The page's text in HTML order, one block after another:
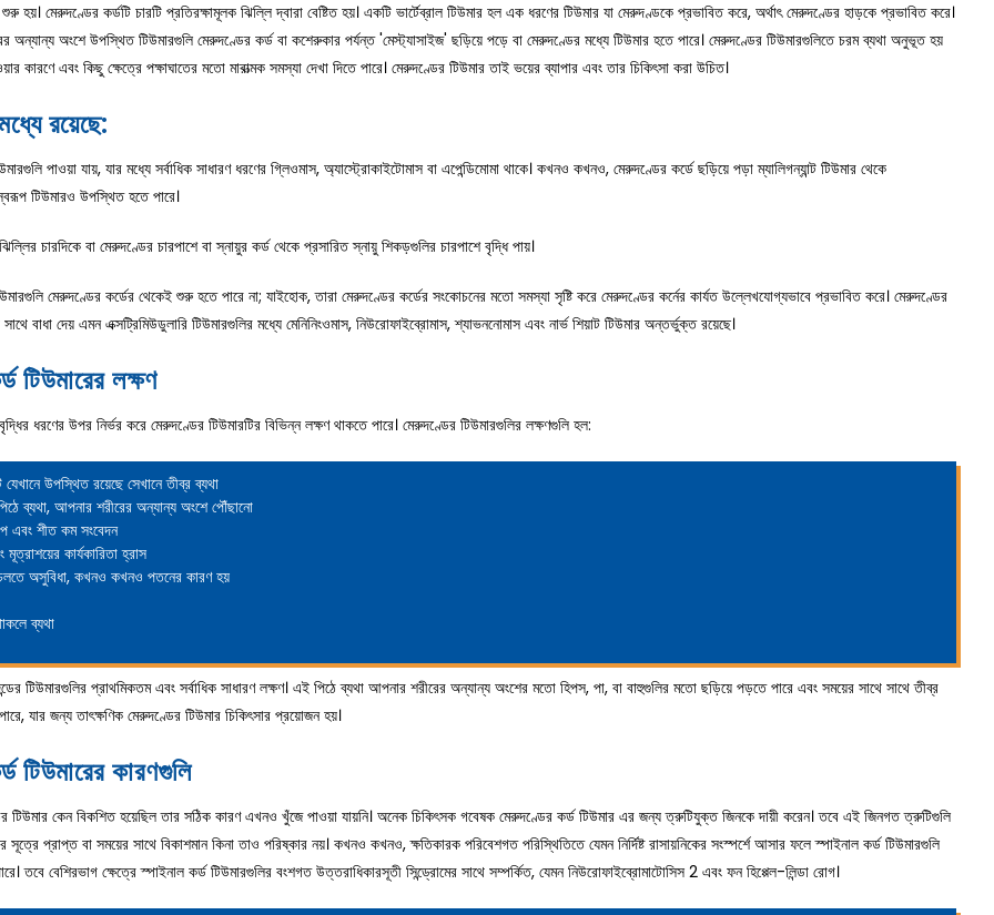
শুরু হয়। মেরুদণ্ডের কর্ডটি চারটি প্রতিরক্ষামূলক ঝিল্লি দ্বারা বেষ্টিত হয়। একটি ভার্টেব্রাল টিউমার হল এক ধরণের টিউমার যা মেরুদণ্ডকে প্রভাবিত করে, অর্থাৎ মেরুদণ্ডের হাড়কে প্রভাবিত করে।
অংশে উপস্থিত টিউমারগুলি মেরুদণ্ডের কর্ড বা কশেরুকার পর্যন্ত 'মেস্ট্যাসাইজ' ছড়িয়ে পড়ে বা মেরুদণ্ডের মধ্যে টিউমার হতে পারে। মেরুদণ্ডের টিউমারগুলিতে চরম ব্যথা অনুভূত হয়
কারণে এবং কিছু ক্ষেত্রে পক্ষাঘাতের মতো মারাত্মক সমস্যা দেখা দিতে পারে। মেরুদণ্ডের টিউমার তাই ভয়ের ব্যাপার এবং তার চিকিৎসা করা উচিত।
রয়েছে:
পাওয়া যায়, যার মধ্যে সর্বাধিক সাধারণ ধরণের গ্লিওমাস, অ্যাস্ট্রোকাইটোমাস বা এপেন্ডিমোমা থাকে। কখনও কখনও, মেরুদণ্ডের কর্ডে ছড়িয়ে পড়া ম্যালিগন্যান্ট টিউমার থেকে
টিউমারও উপস্থিত হতে পারে।
ঝিল্লির চারদিকে বা মেরুদণ্ডের চারপাশে বা স্নায়ুর কর্ড থেকে প্রসারিত স্নায়ু শিকড়গুলির চারপাশে বৃদ্ধি পায়।
মেরুদণ্ডের কর্ডের থেকেই শুরু হতে পারে না; যাইহোক, তারা মেরুদণ্ডের কর্ডের সংকোচনের মতো সমস্যা সৃষ্টি করে মেরুদণ্ডের কর্নের কার্যত উল্লেখযোগ্যভাবে প্রভাবিত করে। মেরুদণ্ডের
সাথে বাধা দেয় এমন এক্সট্রিমিউডুলারি টিউমারগুলির মধ্যে মেনিনিংওমাস, নিউরোফাইব্রোমাস, শ্যাভননোমাস এবং নার্ভ শিয়াট টিউমার অন্তর্ভুক্ত রয়েছে।
টিউমারের লক্ষণ
ধরণের উপর নির্ভর করে মেরুদণ্ডের টিউমারটির বিভিন্ন লক্ষণ থাকতে পারে। মেরুদণ্ডের টিউমারগুলির লক্ষণগুলি হল:
যেখানে উপস্থিত রয়েছে সেখানে তীব্র ব্যথা
ব্যথা, আপনার শরীরের অন্যান্য অংশে পৌঁছানো
এবং শীত কম সংবেদন
মূত্রাশয়ের কার্যকারিতা হ্রাস
অসুবিধা, কখনও কখনও পতনের কারণ হয়
ব্যথা
টিউমারগুলির প্রাথমিকতম এবং সর্বাধিক সাধারণ লক্ষণ। এই পিঠে ব্যথা আপনার শরীরের অন্যান্য অংশের মতো হিপস, পা, বা বাহুগুলির মতো ছড়িয়ে পড়তে পারে এবং সময়ের সাথে সাথে তীব্র
যার জন্য তাৎক্ষণিক মেরুদণ্ডের টিউমার চিকিৎসার প্রয়োজন হয়।
টিউমারের কারণগুলি
টিউমার কেন বিকশিত হয়েছিল তার সঠিক কারণ এখনও খুঁজে পাওয়া যায়নি। অনেক চিকিৎসক গবেষক মেরুদণ্ডের কর্ড টিউমার এর জন্য ত্রুটিযুক্ত জিনকে দায়ী করেন। তবে এই জিনগত ত্রুটিগুলি
সূত্রে প্রাপ্ত বা সময়ের সাথে বিকাশমান কিনা তাও পরিষ্কার নয়। কখনও কখনও, ক্ষতিকারক পরিবেশগত পরিস্থিতিতে যেমন নির্দিষ্ট রাসায়নিকের সংস্পর্শে আসার ফলে স্পাইনাল কর্ড টিউমারগুলি
তবে বেশিরভাগ ক্ষেত্রে স্পাইনাল কর্ড টিউমারগুলির বংশগত উত্তরাধিকারসূতী সিন্ড্রোমের সাথে সম্পর্কিত, যেমন নিউরোফাইব্রোমাটোসিস 2 এবং ফন হিপ্পেল-লিন্ডা রোগ।